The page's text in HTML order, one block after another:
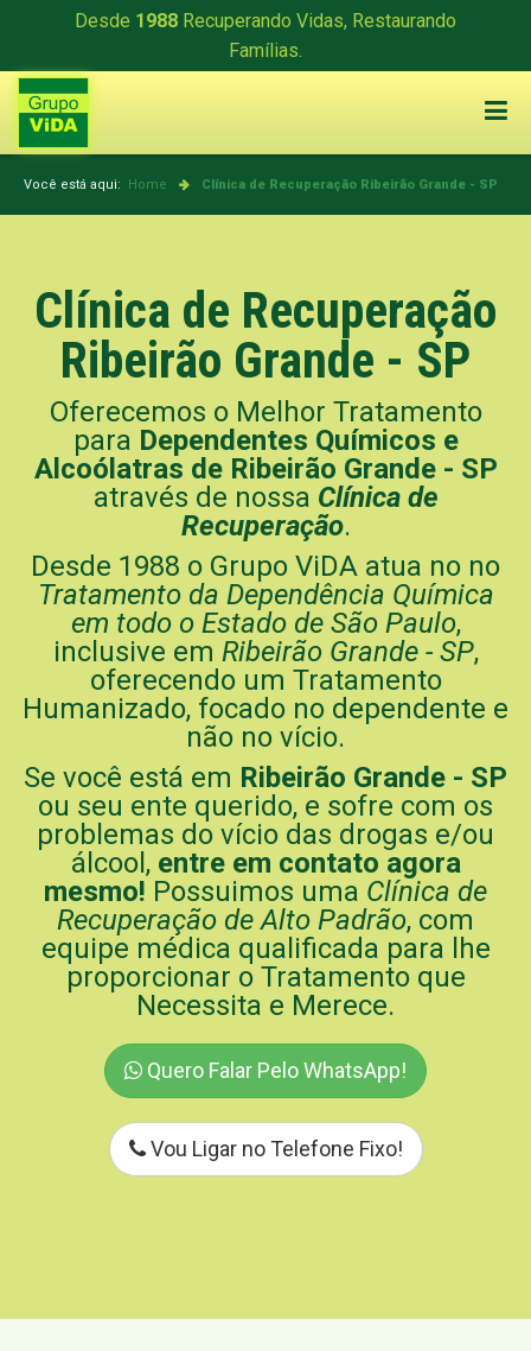
Desde 1988 Recuperando Vidas, Restaurando
Famílias.
Você está aqui: Home Clínica de Recuperação Ribeirão Grande - SP
Clínica de Recuperação
Ribeirão Grande - SP
Oferecemos o Melhor Tratamento
para Dependentes Químicos e
Alcoólatras de Ribeirão Grande - SP
através de nossa Clínica de
Recuperação.
Desde 1988 o Grupo ViDA atua no no
Tratamento da Dependência Química
em todo o Estado de São Paulo,
inclusive em Ribeirão Grande - SP,
oferecendo um Tratamento
Humanizado, focado no dependente e
não no vício.
Se você está em Ribeirão Grande - SP
ou seu ente querido, e sofre com os
problemas do vício das drogas e/ou
álcool, entre em contato agora
mesmo! Possuimos uma Clínica de
Recuperação de Alto Padrão, com
equipe médica qualificada para lhe
proporcionar o Tratamento que
Necessita e Merece.
Quero Falar Pelo WhatsApp!
Vou Ligar no Telefone Fixo!